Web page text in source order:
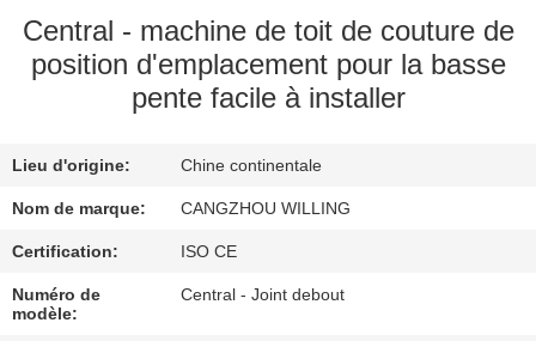
NOUS
L'USINE
CONTRÔLE
DE
Central - machine de toit de couture de
position d'emplacement pour la basse
pente facile à installer
Lieu d'origine: Chine continentale
Nom de marque: CANGZHOU WILLING
Certification: ISO CE
Numéro de
modèle:
Central - Joint debout